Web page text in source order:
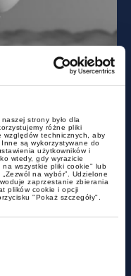
strony było dla
różne pliki
technicznych, aby
są wykorzystywane do
użytkowników i
wtedy, gdy wyrazicie
wszystkie pliki cookie" lub
na wybór”. Udzielone
zaprzestanie zbierania
plików cookie i opcji
"Pokaż szczegóły".
i